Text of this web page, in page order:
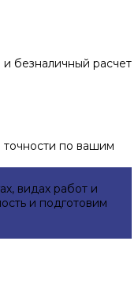
безналичный расчет
по вашим
видах работ и
и подготовим